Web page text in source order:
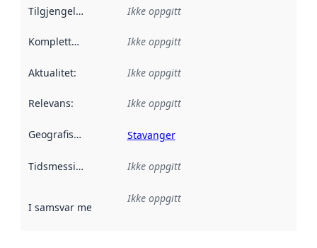
Tilgjengelighet Ikke oppgitt
Kompletthet Ikke oppgitt
Aktualitet: Ikke oppgitt
Relevans: Ikke oppgitt
Geografisk avgrensning :
Stavanger
Tidsmessig avgrensning :
Ikke oppgitt
I samsvar med Referanse til en implementasjonsregel
Ikke oppgitt